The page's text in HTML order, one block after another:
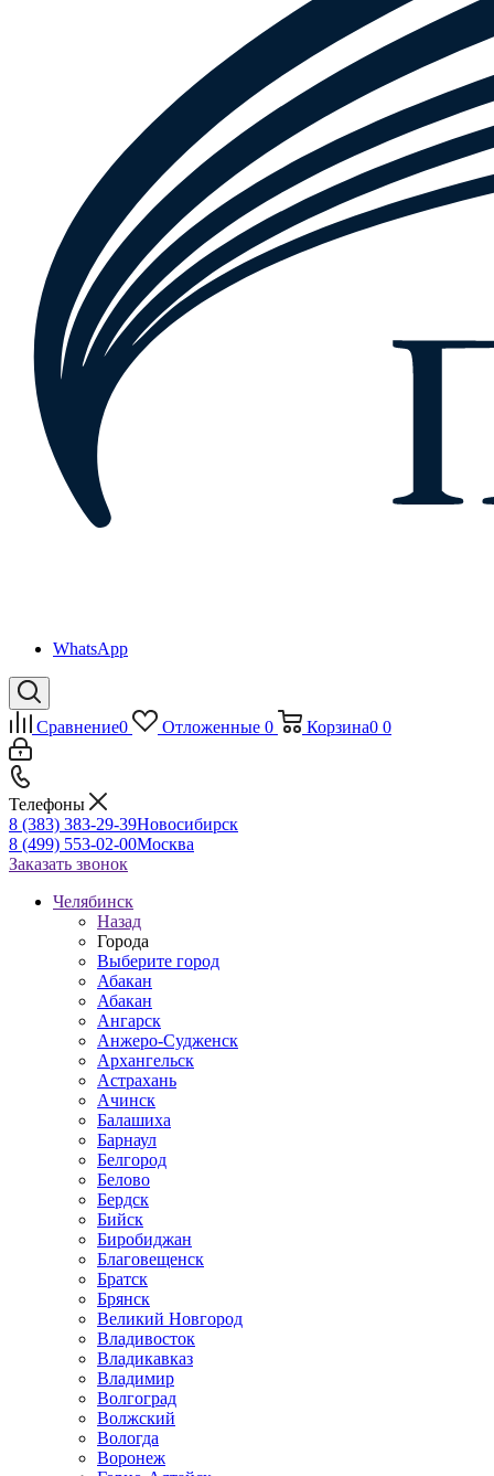
WhatsApp
Сравнение0 Отложенные 0 Корзина0 0
Телефоны
8 (383) 383-29-39Новосибирск
8 (499) 553-02-00Москва
Заказать звонок
Челябинск
Назад
Города
Выберите город
Абакан
Абакан
Ангарск
Анжеро-Судженск
Архангельск
Астрахань
Ачинск
Балашиха
Барнаул
Белгород
Белово
Бердск
Бийск
Биробиджан
Благовещенск
Братск
Брянск
Великий Новгород
Владивосток
Владикавказ
Владимир
Волгоград
Волжский
Вологда
Воронеж